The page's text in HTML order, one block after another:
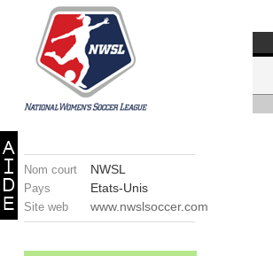
Nom court NWSL
Pays Etats-Unis
Site web www.nwslsoccer.com